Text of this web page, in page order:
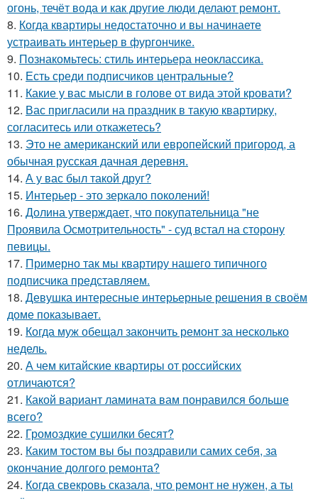
огонь, течёт вода и как другие люди делают ремонт.
8. Когда квартиры недостаточно и вы начинаете
устраивать интерьер в фургончике.
9. Познакомьтесь: стиль интерьера неоклассика.
10. Есть среди подписчиков центральные?
11. Какие у вас мысли в голове от вида этой кровати?
12. Вас пригласили на праздник в такую квартирку,
согласитесь или откажетесь?
13. Это не американский или европейский пригород, а
обычная русская дачная деревня.
14. А у вас был такой друг?
15. Интерьер - это зеркало поколений!
16. Долина утверждает, что покупательница "не
Проявила Осмотрительность" - суд встал на сторону
певицы.
17. Примерно так мы квартиру нашего типичного
подписчика представляем.
18. Девушка интересные интерьерные решения в своём
доме показывает.
19. Когда муж обещал закончить ремонт за несколько
недель.
20. А чем китайские квартиры от российских
отличаются?
21. Какой вариант ламината вам понравился больше
всего?
22. Громоздкие сушилки бесят?
23. Каким тостом вы бы поздравили самих себя, за
окончание долгого ремонта?
24. Когда свекровь сказала, что ремонт не нужен, а ты